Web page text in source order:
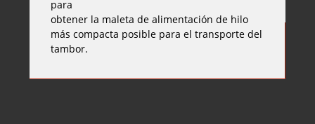
para
obtener la maleta de alimentación de hilo
más compacta posible para el transporte del
tambor.